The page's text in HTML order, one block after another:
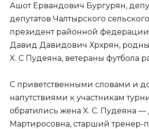
Ашот Ервандович Бургурян,
депутатов Чалтырского
президент районной федерации
Давид Давидович Хрхрян,
X. С Пудеяна, ветераны футбола
С приветственными словами и
напутствиями к участникам
обратились жена X. С. Пудеяна —
Мартиросовна, старший тренер-